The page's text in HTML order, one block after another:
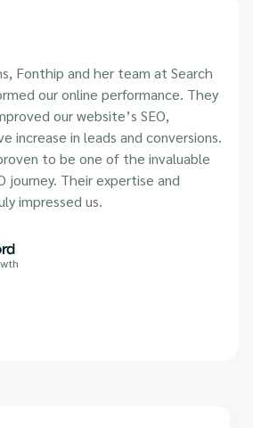
Fonthip and her team at Search
our online performance. They
our website’s SEO,
increase in leads and conversions.
to be one of the invaluable
journey. Their expertise and
impressed us.